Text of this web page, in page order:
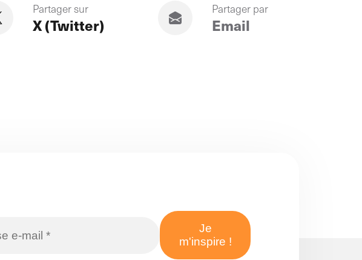
Partager sur
X (Twitter)
Partager par
Email